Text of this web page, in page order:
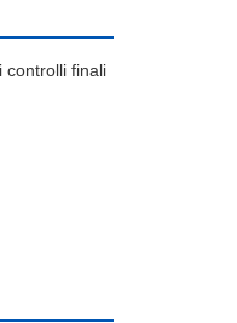
controlli finali